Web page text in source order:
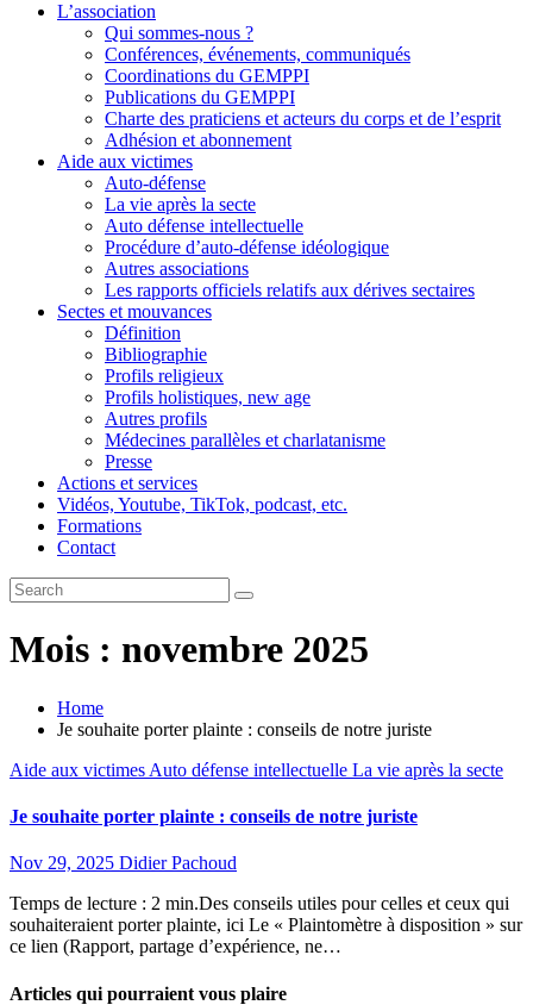
L’association
Qui sommes-nous ?
Conférences, événements, communiqués
Coordinations du GEMPPI
Publications du GEMPPI
Charte des praticiens et acteurs du corps et de l’esprit
Adhésion et abonnement
Aide aux victimes
Auto-défense
La vie après la secte
Auto défense intellectuelle
Procédure d’auto-défense idéologique
Autres associations
Les rapports officiels relatifs aux dérives sectaires
Sectes et mouvances
Définition
Bibliographie
Profils religieux
Profils holistiques, new age
Autres profils
Médecines parallèles et charlatanisme
Presse
Actions et services
Vidéos, Youtube, TikTok, podcast, etc.
Formations
Contact
Mois : novembre 2025
Home
Je souhaite porter plainte : conseils de notre juriste
Aide aux victimes Auto défense intellectuelle La vie après la secte
Je souhaite porter plainte : conseils de notre juriste
Nov 29, 2025 Didier Pachoud
Temps de lecture : 2 min.Des conseils utiles pour celles et ceux qui
souhaiteraient porter plainte, ici Le « Plaintomètre à disposition » sur
ce lien (Rapport, partage d’expérience, ne…
Articles qui pourraient vous plaire